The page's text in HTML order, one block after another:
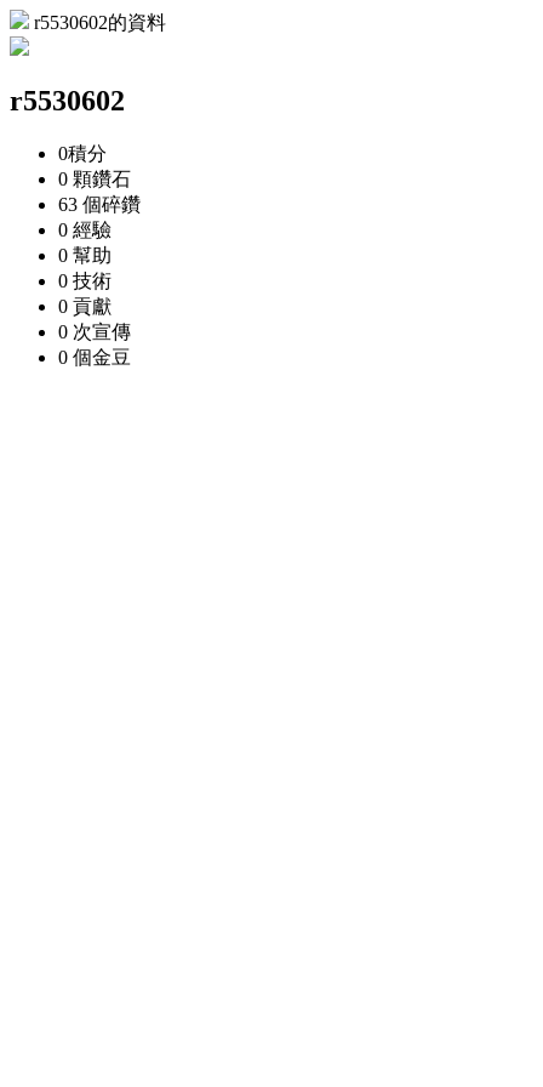
r5530602的資料
r5530602
0積分
0 顆鑽石
63 個碎鑽
0 經驗
0 幫助
0 技術
0 貢獻
0 次宣傳
0 個金豆